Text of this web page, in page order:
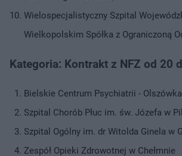
Wielospecjalistyczny Szpital
Wielkopolskim Spółka z Ograniczoną
Kategoria: Kontrakt z NFZ od 20
Bielskie Centrum Psychiatrii -
Szpital Chorób Płuc im. św. Józefa w
Szpital Ogólny im. dr Witolda Ginela w
Zespół Opieki Zdrowotnej w Chełmnie